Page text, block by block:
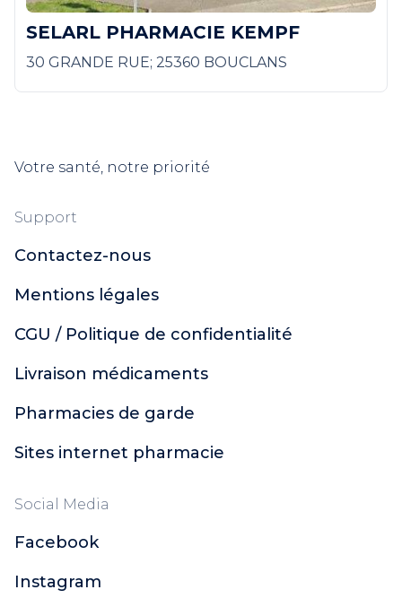
SELARL PHARMACIE KEMPF
30 GRANDE RUE; 25360 BOUCLANS
Votre santé, notre priorité
Support
Contactez-nous
Mentions légales
CGU / Politique de confidentialité
Livraison médicaments
Pharmacies de garde
Sites internet pharmacie
Social Media
Facebook
Instagram